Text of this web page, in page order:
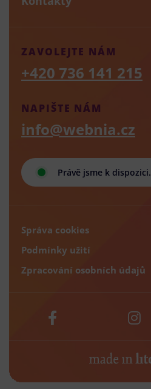
Právě jsme k dispozici.
NAPIŠTE NÁM
info@webnia.cz
ZAVOLEJTE NÁM
+420 736 141 215
Správa cookies
Podmínky užití
Zpracování osobních údajů